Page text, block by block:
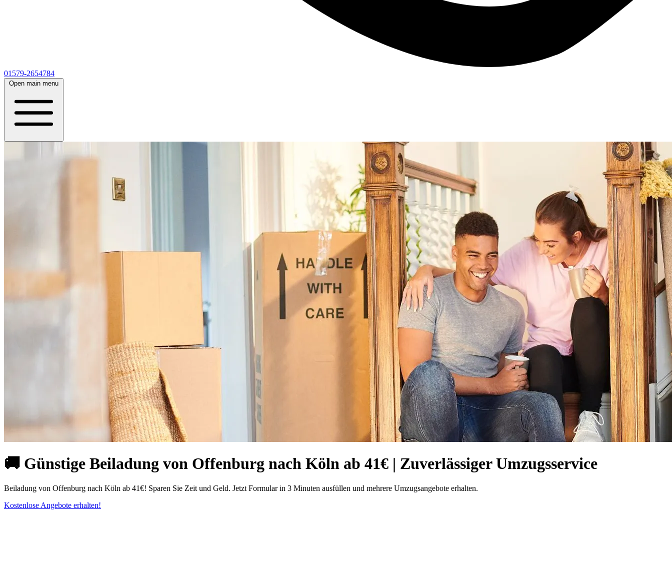
01579-2654784
Open main menu
🚚 Günstige Beiladung von Offenburg nach Köln ab 41€ | Zuverlässiger Umzugsservice
Beiladung von Offenburg nach Köln ab 41€! Sparen Sie Zeit und Geld. Jetzt Formular in 3 Minuten ausfüllen und mehrere Umzugsangebote erhalten.
Kostenlose Angebote erhalten!